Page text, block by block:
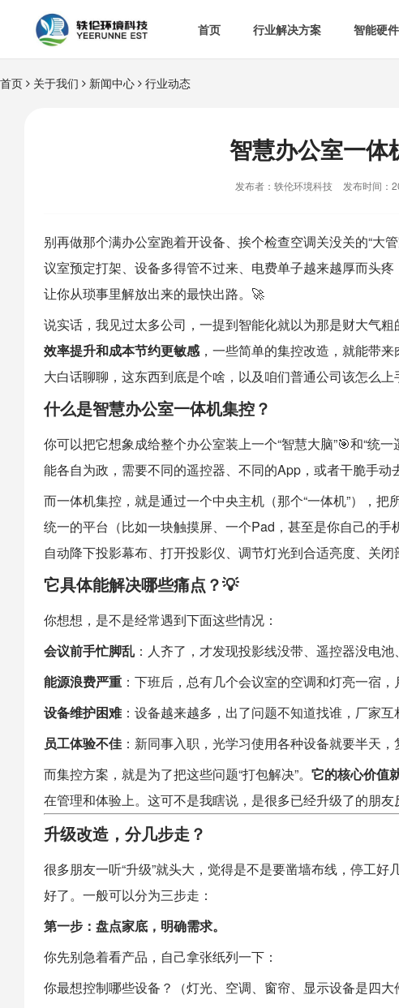
首页 行业解决方案
智慧食安  空气
热门解决方案
智能硬件

首页 关于我们 新闻中心 行业动态
智慧办公室一体
发布者：轶伦环境科技 发布时间：
别再做那个满办公室跑着开设备、挨个检查空调关没关的“大
议室预定打架、设备多得管不过来、电费单子越来越厚而头疼
让你从琐事里解放出来的最快出路。🚀
说实话，我见过太多公司，一提到智能化就以为那是财大气
效率提升和成本节约更敏感，一些简单的集控改造，就能带
大白话聊聊，这东西到底是个啥，以及咱们普通公司该怎么上
什么是智慧办公室一体机集控？
你可以把它想象成给整个办公室装上一个“智慧大脑”🎯和“统
能各自为政，需要不同的遥控器、不同的App，或者干脆手动
而一体机集控，就是通过一个中央主机（那个“一体机”），
统一的平台（比如一块触摸屏、一个Pad，甚至是你自己的手
自动降下投影幕布、打开投影仪、调节灯光到合适亮度、关
它具体能解决哪些痛点？💡
你想想，是不是经常遇到下面这些情况：
会议前手忙脚乱 ：人齐了，才发现投影线没带、遥控器没电池
能源浪费严重 ：下班后，总有几个会议室的空调和灯亮一宿，
设备维护困难：设备越来越多，出了问题不知道找谁，厂家互
员工体验不佳 ：新同事入职，光学习使用各种设备就要半天，
而集控方案，就是为了把这些问题“打包解决”。 它的核心价值
在管理和体验上。这可不是我瞎说，是很多已经升级了的朋友
升级改造，分几步走？
很多朋友一听“升级”就头大，觉得是不是要凿墙布线，停工
好了。一般可以分为三步走：
第一步：盘点家底，明确需求。
你先别急着看产品，自己拿张纸列一下：
你最想控制哪些设备？（灯光、空调、窗帘、显示设备是四大